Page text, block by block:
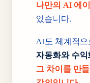
나만의 AI 에
있습니다.
AI도 체계적
자동화와 수
그 차이를 만